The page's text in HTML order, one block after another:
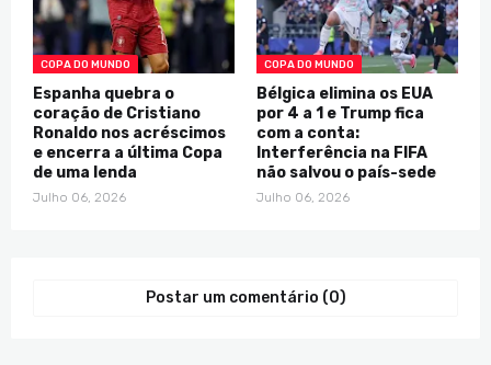
COPA DO MUNDO
Espanha quebra o
coração de Cristiano
Ronaldo nos acréscimos
e encerra a última Copa
de uma lenda
Julho 06, 2026
COPA DO MUNDO
Bélgica elimina os EUA
por 4 a 1 e Trump fica
com a conta:
Interferência na FIFA
não salvou o país-sede
Julho 06, 2026
Postar um comentário (0)